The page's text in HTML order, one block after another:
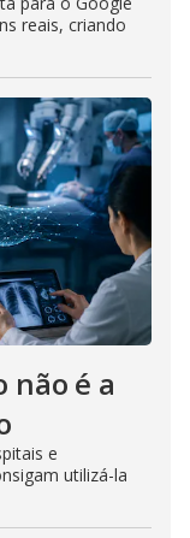
reais, criando
não é a
e
utilizá-la